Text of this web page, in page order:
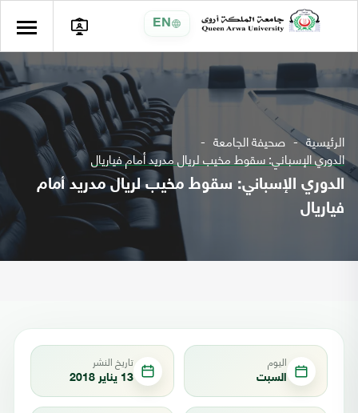
EN
الرئيسية صحيفة الجامعة
الدوري الإسباني: سقوط مخيب لريال مدريد أمام فياريال
الدوري الإسباني: سقوط مخيب لريال مدريد أمام
فياريال
اليوم
السبت
تاريخ النشر
13 يناير 2018